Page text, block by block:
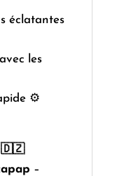
éclatantes
les
⚙️
🇩🇿
–